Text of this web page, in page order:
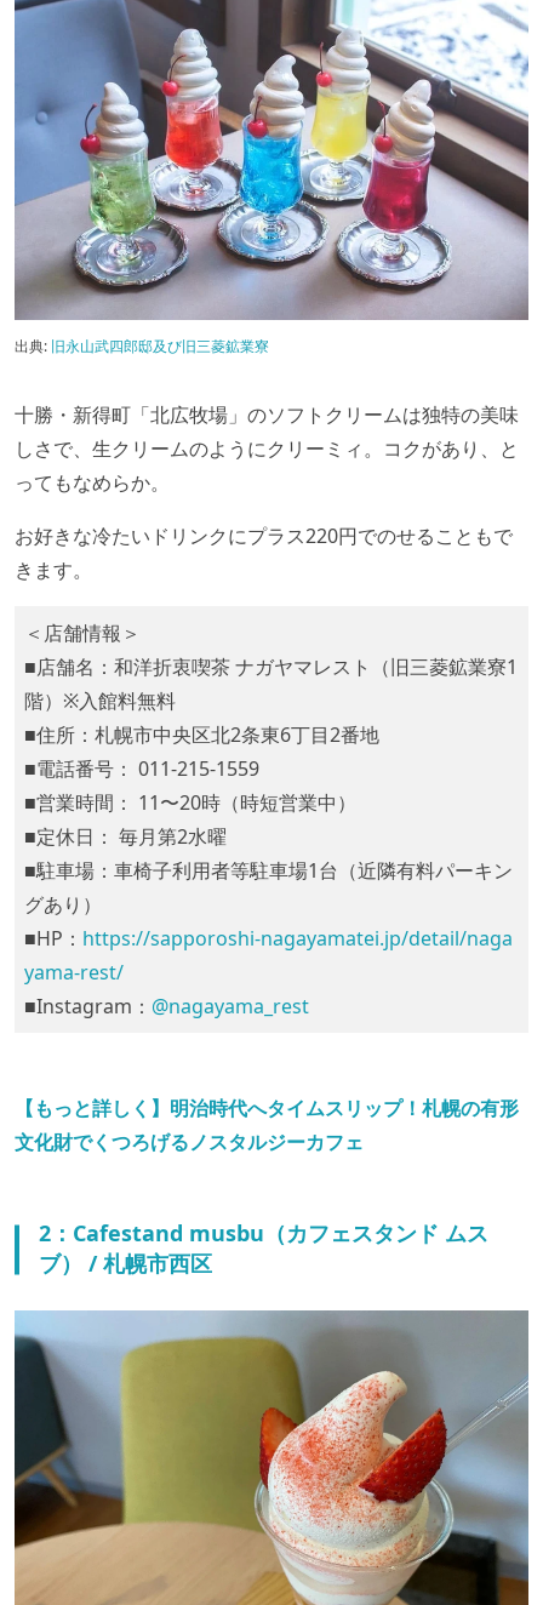
出典: 旧永山武四郎邸及び旧三菱鉱業寮
十勝・新得町「北広牧場」のソフトクリームは独特の美味
しさで、生クリームのようにクリーミィ。コクがあり、と
ってもなめらか。
お好きな冷たいドリンクにプラス220円でのせることもで
きます。
＜店舗情報＞
■店舗名：和洋折衷喫茶 ナガヤマレスト（旧三菱鉱業寮1
階）⁡※入館料無料
■住所：札幌市中央区北2条東6丁目2番地
⁡■電話番号： 011-215-1559
■営業時間： 11〜20時（時短営業中）
■定休日： 毎月第2水曜
■駐車場：車椅子利用者等駐車場1台（近隣有料パーキン
グあり）
■HP： https://sapporoshi-nagayamatei.jp/detail/naga
yama-rest/
■Instagram： @nagayama_rest
【もっと詳しく】明治時代へタイムスリップ！札幌の有形
文化財でくつろげるノスタルジーカフェ
2：Cafestand musbu（カフェスタンド ムス
ブ） / 札幌市西区